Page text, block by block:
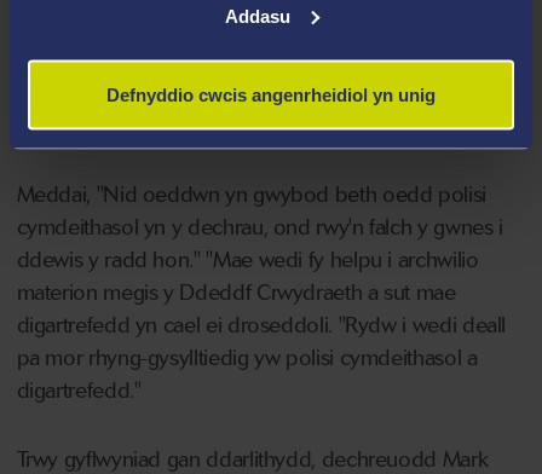
Addasu
Defnyddio cwcis angenrheidiol yn unig
Yn benderfynol o ddeall digartrefedd yn fanylach,
cwblhaodd Mark gwrs sylfaen, ac yn 2022 dechreuodd
gradd mewntroseddeg a pholisi cymdeithasol
Mhrifysgol Abertawe.
Meddai, "Nid oeddwn yn gwybod beth oedd polisi
cymdeithasol yn y dechrau, ond rwy'n falch y gwnes i
ddewis y radd hon." "Mae wedi fy helpu i archwilio
materion megis y Ddeddf Crwydraeth a sut mae
digartrefedd yn cael ei droseddoli. "Rydw i wedi deall
pa mor rhyng-gysylltiedig yw polisi cymdeithasol a
digartrefedd."
Trwy gyflwyniad gan ddarlithydd, dechreuodd Mark